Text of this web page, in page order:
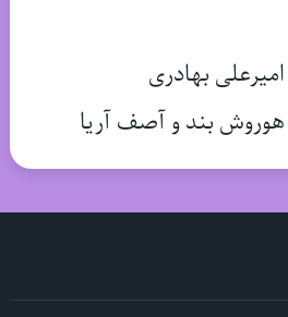
بهادری
بند و آصف آریا